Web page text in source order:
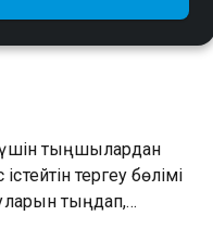
үшін тыңшылардан
тергеу бөлімі
тыңдап,
топқа байқатпай